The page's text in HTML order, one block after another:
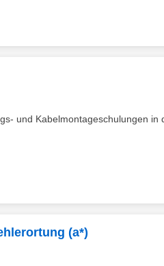
und Kabelmontageschulungen in
(a*)